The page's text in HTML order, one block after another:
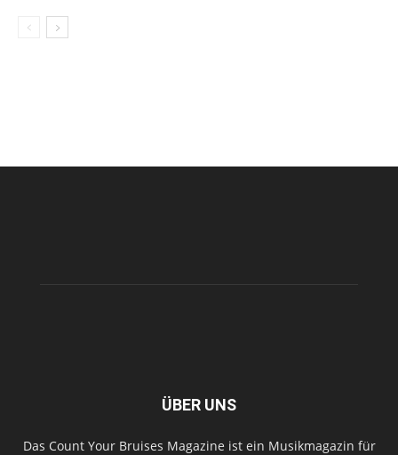
ÜBER UNS
Das Count Your Bruises Magazine ist ein Musikmagazin für